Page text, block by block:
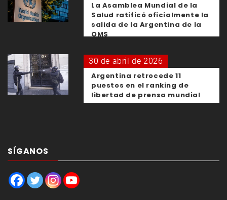
La Asamblea Mundial de la
Salud ratificó oficialmente la
salida de la Argentina de la
OMS
30 de abril de 2026
Argentina retrocede 11
puestos en el ranking de
libertad de prensa mundial
SÍGANOS